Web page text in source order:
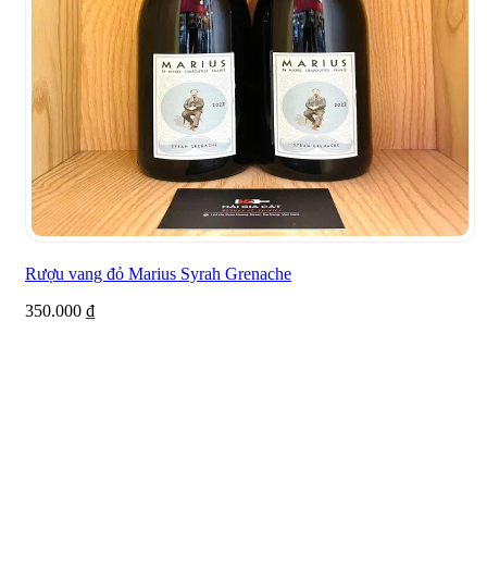
Rượu vang đỏ Marius Syrah Grenache
350.000 ₫